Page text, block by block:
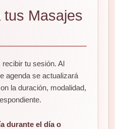
tus Masajes
tu sesión. Al
agenda se actualizará
la duración, modalidad,
durante el día o